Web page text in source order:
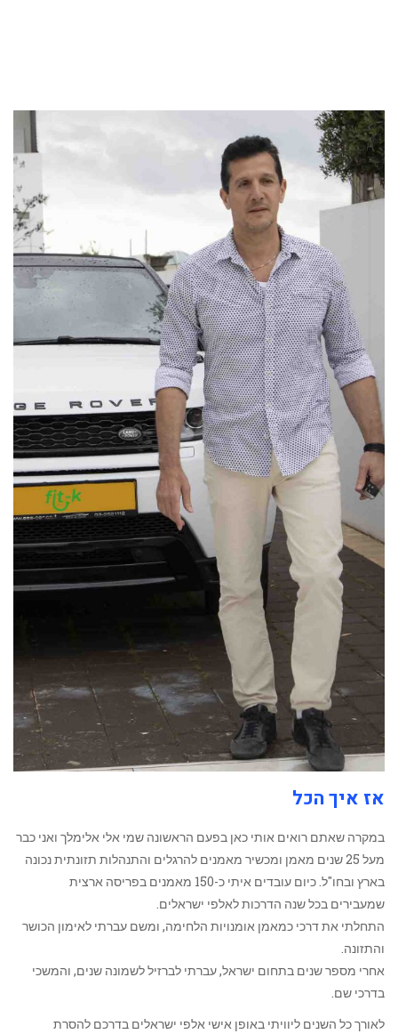
אז איך הכל
במקרה שאתם רואים אותי כאן בפעם הראשונה שמי אלי אלימלך ואני כבר
מעל 25 שנים מאמן ומכשיר מאמנים להרגלים והתנהלות תזונתית נכונה
בארץ ובחו"ל. כיום עובדים איתי כ-150 מאמנים בפריסה ארצית
שמעבירים בכל שנה הדרכות לאלפי ישראלים.
התחלתי את דרכי כמאמן אומנויות הלחימה, ומשם עברתי לאימון הכושר
והתזונה.
אחרי מספר שנים בתחום ישראל, עברתי לברזיל לשמונה שנים, והמשכי
בדרכי שם.
לאורך כל השנים ליוויתי באופן אישי אלפי ישראלים בדרכם להסרת